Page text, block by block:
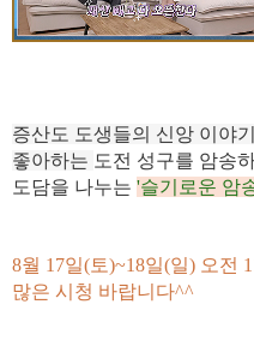
증산도 도생들의 신앙 이야
좋아하는 도전 성구를 암송
도담을 나누는 '슬기로운 암
8월 17일(토)~18일(일) 오전
많은 시청 바랍니다^^